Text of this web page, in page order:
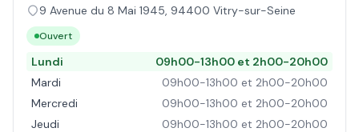
9 Avenue du 8 Mai 1945, 94400 Vitry-sur-Seine
Ouvert
Lundi
09h00-13h00 et 2h00-20h00
Mardi
09h00-13h00 et 2h00-20h00
Mercredi
09h00-13h00 et 2h00-20h00
Jeudi
09h00-13h00 et 2h00-20h00